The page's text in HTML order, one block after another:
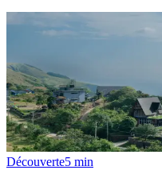
Découverte5 min